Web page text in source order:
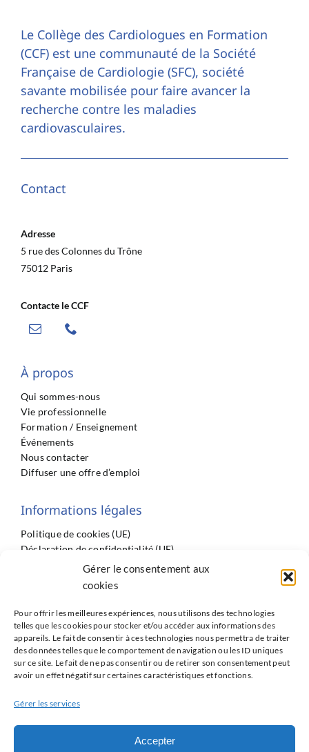
Gérer le consentement aux
cookies
Pour offrir les meilleures expériences, nous utilisons des technologies
telles que les cookies pour stocker et/ou accéder aux informations des
appareils. Le fait de consentir à ces technologies nous permettra de traiter
des données telles que le comportement de navigation ou les ID uniques
sur ce site. Le fait de ne pas consentir ou de retirer son consentement peut
avoir un effet négatif sur certaines caractéristiques et fonctions.
Gérer les services
Accepter
Le Collège des Cardiologues en Formation
(CCF) est une communauté de la Société
Française de Cardiologie (SFC), société
savante mobilisée pour faire avancer la
recherche contre les maladies
cardiovasculaires.
Contact
Adresse
5 rue des Colonnes du Trône
75012 Paris
Contacte le CCF
À propos
Qui sommes-nous
Vie professionnelle
Formation / Enseignement
Événements
Nous contacter
Diffuser une offre d’emploi
Informations légales
Politique de cookies (UE)
Déclaration de confidentialité (UE)
Conditions générales
Partenaires
ISNI : InterSyndicale Nationale des Internes